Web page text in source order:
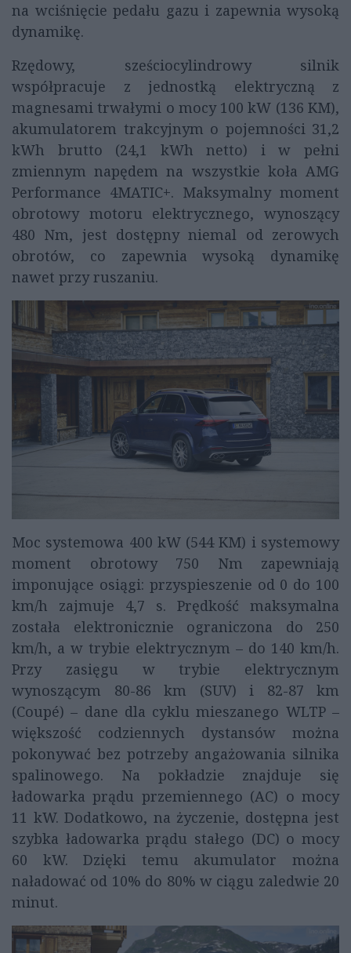
na wciśnięcie pedału gazu i zapewnia wysoką
dynamikę.
Rzędowy, sześciocylindrowy silnik
współpracuje z jednostką elektryczną z
magnesami trwałymi o mocy 100 kW (136 KM),
akumulatorem trakcyjnym o pojemności 31,2
kWh brutto (24,1 kWh netto) i w pełni
zmiennym napędem na wszystkie koła AMG
Performance 4MATIC+. Maksymalny moment
obrotowy motoru elektrycznego, wynoszący
480 Nm, jest dostępny niemal od zerowych
obrotów, co zapewnia wysoką dynamikę
nawet przy ruszaniu.
Moc systemowa 400 kW (544 KM) i systemowy
moment obrotowy 750 Nm zapewniają
imponujące osiągi: przyspieszenie od 0 do 100
km/h zajmuje 4,7 s. Prędkość maksymalna
została elektronicznie ograniczona do 250
km/h, a w trybie elektrycznym – do 140 km/h.
Przy zasięgu w trybie elektrycznym
wynoszącym 80-86 km (SUV) i 82-87 km
(Coupé) – dane dla cyklu mieszanego WLTP –
większość codziennych dystansów można
pokonywać bez potrzeby angażowania silnika
spalinowego. Na pokładzie znajduje się
ładowarka prądu przemiennego (AC) o mocy
11 kW. Dodatkowo, na życzenie, dostępna jest
szybka ładowarka prądu stałego (DC) o mocy
60 kW. Dzięki temu akumulator można
naładować od 10% do 80% w ciągu zaledwie 20
minut.